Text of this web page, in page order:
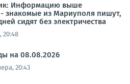
Информацию выше
знакомые из Мариуполя пишут,
сидят без электричества
20:48
на 08.08.2026
20:43